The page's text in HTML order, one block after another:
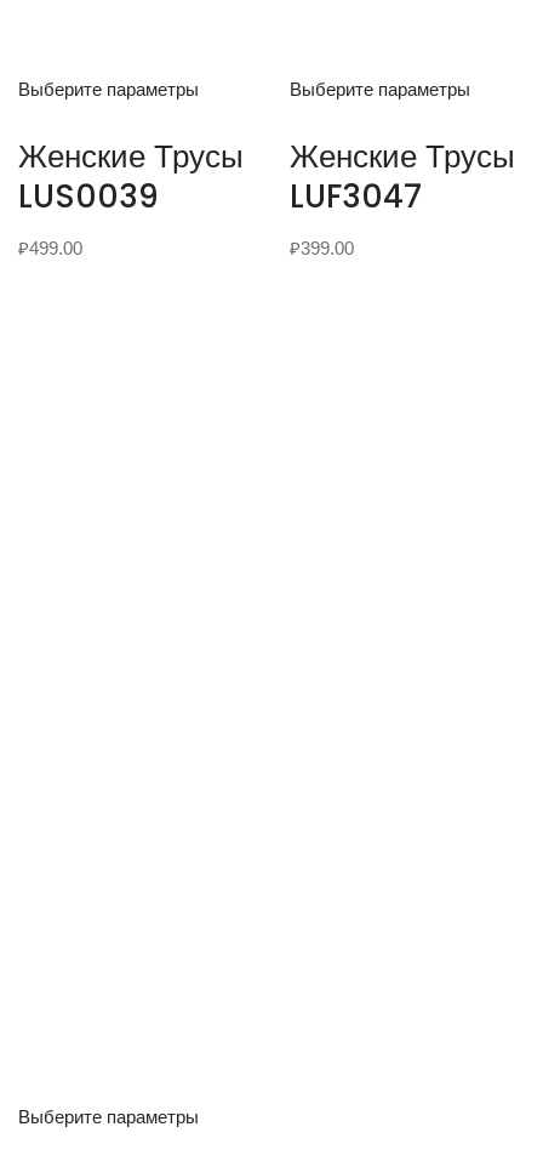
Выберите параметры
Женские Трусы
LUS0039
₽499.00
Выберите параметры
Женские Трусы
LUF3047
₽399.00
Выберите параметры